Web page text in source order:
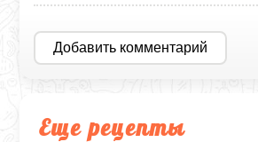
Добавить комментарий
Еще рецепты